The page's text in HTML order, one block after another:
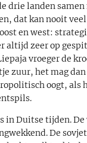
drie landen
dat kan nooit
en west:
altijd zeer op
vroeger de
zuur, het mag
oogt, als
in Duitse tijden.
De